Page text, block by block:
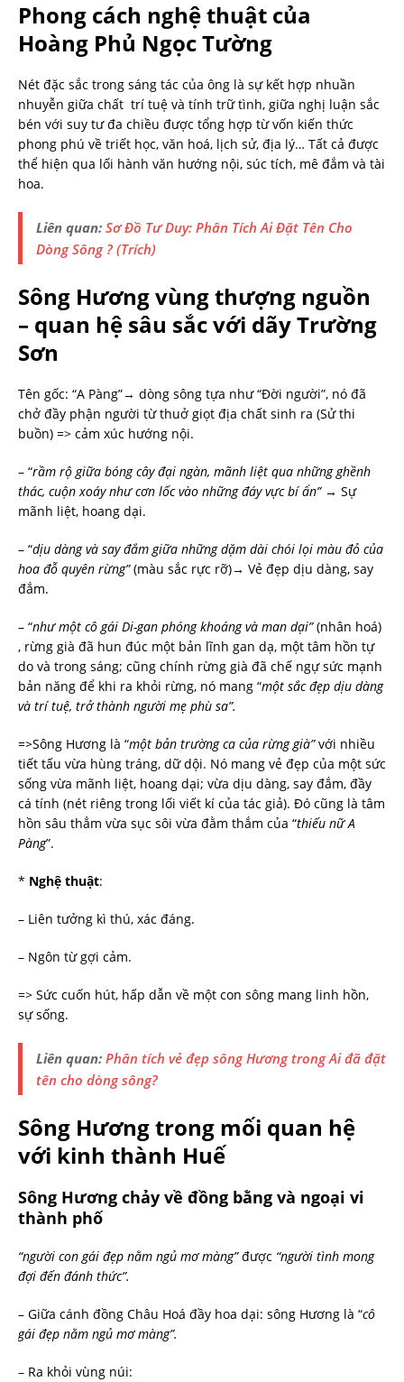
Phong cách nghệ thuật của
Hoàng Phủ Ngọc Tường
Nét đặc sắc trong sáng tác của ông là sự kết hợp nhuần
nhuyễn giữa chất trí tuệ và tính trữ tình, giữa nghị luận sắc
bén với suy tư đa chiều được tổng hợp từ vốn kiến thức
phong phú về triết học, văn hoá, lịch sử, địa lý… Tất cả được
thể hiện qua lối hành văn hướng nội, súc tích, mê đắm và tài
hoa.
Liên quan: Sơ Đồ Tư Duy: Phân Tích Ai Đặt Tên Cho
Dòng Sông ? (Trích)
Sông Hương vùng thượng nguồn
– quan hệ sâu sắc với dãy Trường
Sơn
Tên gốc: “A Pàng”→ dòng sông tựa như “Đời người”, nó đã
chở đầy phận người từ thuở giọt địa chất sinh ra (Sử thi
buồn) => cảm xúc hướng nội.
– “rầm rộ giữa bóng cây đại ngàn, mãnh liệt qua những ghềnh
thác, cuộn xoáy như cơn lốc vào những đáy vực bí ẩn” → Sự
mãnh liệt, hoang dại.
– “dịu dàng và say đắm giữa những dặm dài chói lọi màu đỏ của
hoa đỗ quyên rừng”(màu sắc rực rỡ)→ Vẻ đẹp dịu dàng, say
đắm.
– “như một cô gái Di-gan phóng khoáng và man dại”(nhân hoá)
, rừng già đã hun đúc một bản lĩnh gan dạ, một tâm hồn tự
do và trong sáng; cũng chính rừng già đã chế ngự sức mạnh
bản năng để khi ra khỏi rừng, nó mang “một sắc đẹp dịu dàng
và trí tuệ, trở thành người mẹ phù sa”.
=>Sông Hương là “một bản trường ca của rừng già”với nhiều
tiết tấu vừa hùng tráng, dữ dội. Nó mang vẻ đẹp của một sức
sống vừa mãnh liệt, hoang dại; vừa dịu dàng, say đắm, đầy
cá tính (nét riêng trong lối viết kí của tác giả). Đó cũng là tâm
hồn sâu thẳm vừa sục sôi vừa đằm thắm của “thiếu nữ A
Pàng”.
* Nghệ thuật:
– Liên tưởng kì thú, xác đáng.
– Ngôn từ gợi cảm.
=> Sức cuốn hút, hấp dẫn về một con sông mang linh hồn,
sự sống.
Liên quan: Phân tích vẻ đẹp sông Hương trong Ai đã đặt
tên cho dòng sông?
Sông Hương trong mối quan hệ
với kinh thành Huế
Sông Hương chảy về đồng bằng và ngoại vi
thành phố
“người con gái đẹp nằm ngủ mơ màng”được “người tình mong
đợi đến đánh thức”.
– Giữa cánh đồng Châu Hoá đầy hoa dại: sông Hương là “cô
gái đẹp nằm ngủ mơ màng”.
– Ra khỏi vùng núi: